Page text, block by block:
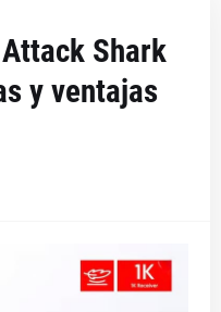
Shark
y ventajas